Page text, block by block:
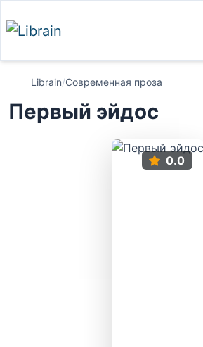
Librain/Современная проза
Первый эйдос
0.0